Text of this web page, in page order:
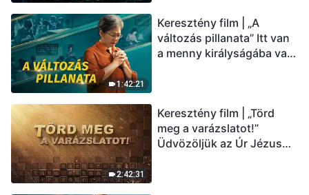
1:42:21
Keresztény film | „A
változás pillanata” Itt van
a menny királyságába való
2:42:31
Keresztény film | „Törd
meg a varázslatot!”
Üdvözöljük az Úr Jézus